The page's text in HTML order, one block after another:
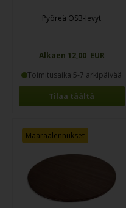
Pyöreä OSB-levyt
Alkaen 12,00 EUR
Toimitusaika 5-7 arkipäivää
Tilaa täältä
Määräalennukset